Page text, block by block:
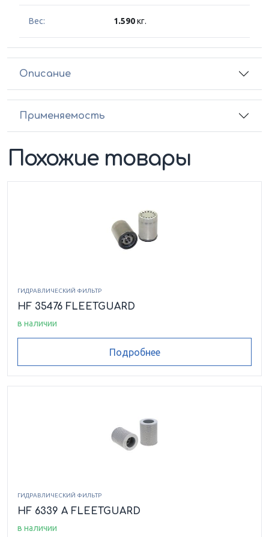
Вес: 1.590кг.
Описание
Применяемость
Похожие товары
ГИДРАВЛИЧЕСКИЙ ФИЛЬТР
HF 35476 FLEETGUARD
в наличии
Подробнее
ГИДРАВЛИЧЕСКИЙ ФИЛЬТР
HF 6339 A FLEETGUARD
в наличии